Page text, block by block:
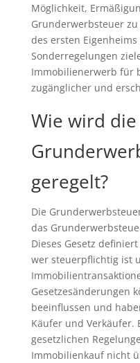
Möglichkeit,
Grunderwerbsteuer
des ersten
Sonderregelungen
Immobilienerwerb für
zugänglicher und
Wie wird die
geregelt?
Die
das
Dieses Gesetz
wer steuerpflichtig ist
Gesetzesänderungen
beeinflussen und
Käufer und Verkäufer.
gesetzlichen
Immobilienkauf nicht